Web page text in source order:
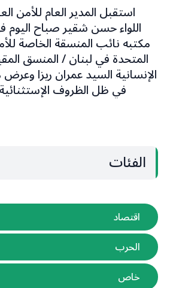
استقبل المدير العام للأمن
اللواء حسن شقير صباح اليوم
مكتبه نائب المنسقة الخاصة
المتحدة في لبنان / المنسق
الإنسانية السيد عمران ريزا
في ظل الظروف الإستثنائية
الفئات
اقتصاد
الحرب
خاص